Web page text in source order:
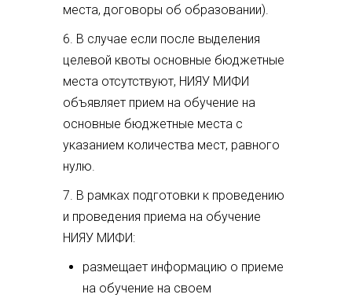
места, договоры об образовании).
6. В случае если после выделения
целевой квоты основные бюджетные
места отсутствуют, НИЯУ МИФИ
объявляет прием на обучение на
основные бюджетные места с
указанием количества мест, равного
нулю.
7. В рамках подготовки к проведению
и проведения приема на обучение
НИЯУ МИФИ:
размещает информацию о приеме
на обучение на своем